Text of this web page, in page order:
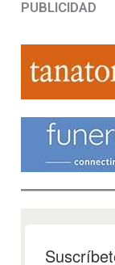
PUBLICIDAD